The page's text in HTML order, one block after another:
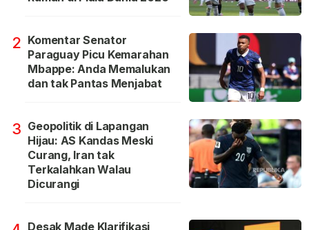
2 Komentar Senator
Paraguay Picu Kemarahan
Mbappe: Anda Memalukan
dan tak Pantas Menjabat
3 Geopolitik di Lapangan
Hijau: AS Kandas Meski
Curang, Iran tak
Terkalahkan Walau
Dicurangi
Desak Made Klarifikasi